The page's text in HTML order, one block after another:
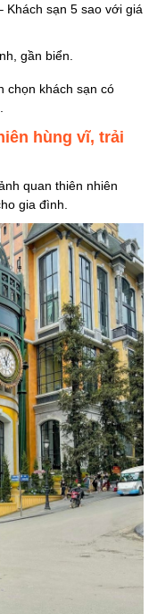
Khách sạn 5 sao với giá
gần biển.
chọn khách sạn có
hùng vĩ, trải
quan thiên nhiên
gia đình.